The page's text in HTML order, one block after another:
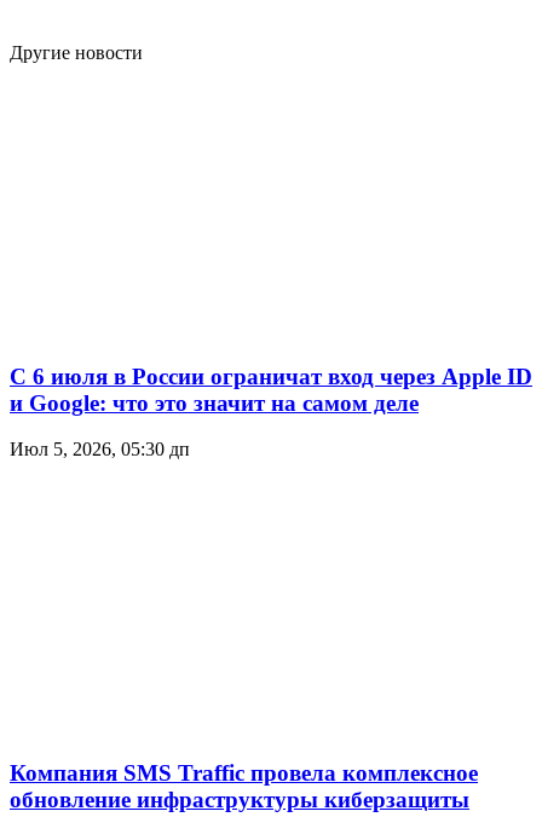
Другие новости
С 6 июля в России ограничат вход через Apple ID
и Google: что это значит на самом деле
Июл 5, 2026, 05:30 дп
Компания SMS Traffic провела комплексное
обновление инфраструктуры киберзащиты